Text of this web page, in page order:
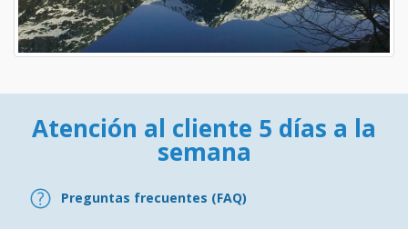
Atención al cliente 5 días a la
semana
Preguntas frecuentes (FAQ)